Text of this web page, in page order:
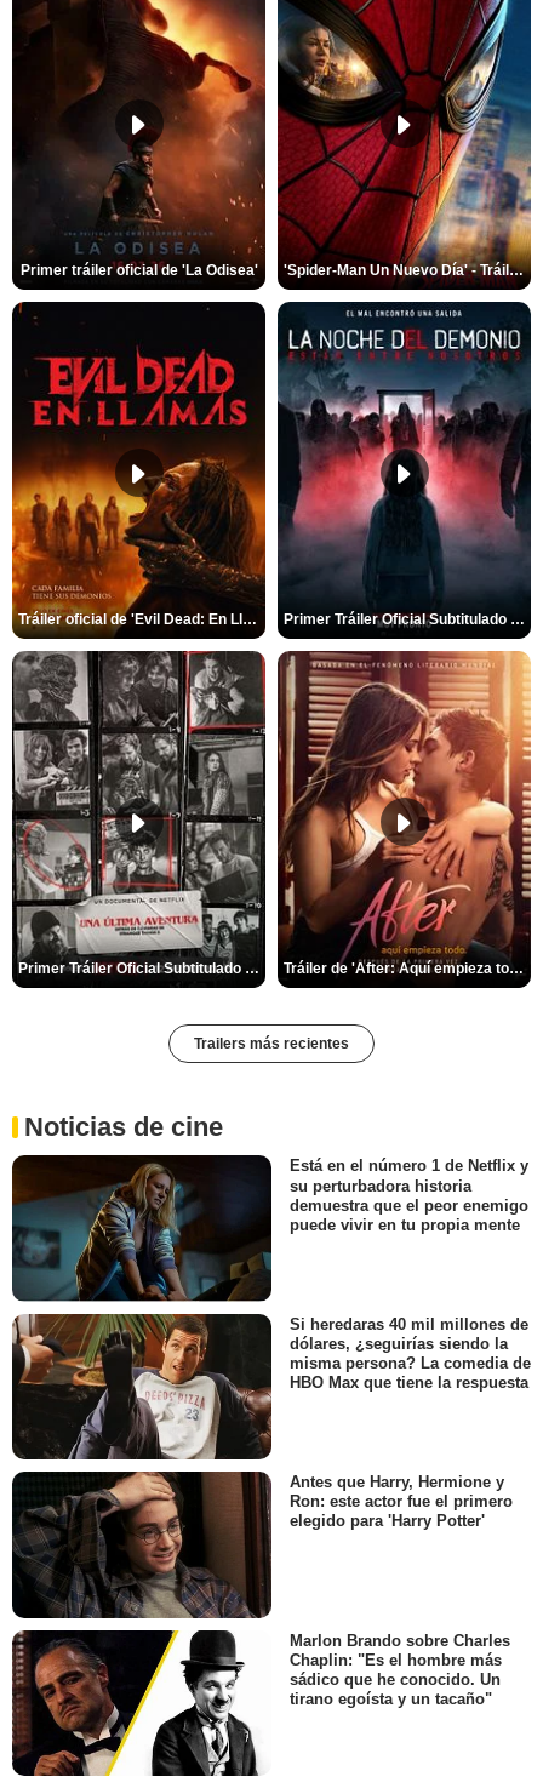
Primer tráiler oficial de 'La Odisea' 'Spider-Man Un Nuevo Día' - Tráiler oficial subtitulado
Tráiler oficial de 'Evil Dead: En Llamas' Primer Tráiler Oficial Subtitulado de 'La Noche Del Demonio: Están Entre Nosotros'
Primer Tráiler Oficial Subtitulado de 'Una última aventura: Detrás de cámaras de Stranger Things 5' Tráiler de 'After: Aquí empieza todo'
Trailers más recientes
Noticias de cine
Está en el número 1 de Netflix y
su perturbadora historia
demuestra que el peor enemigo
puede vivir en tu propia mente
Si heredaras 40 mil millones de
dólares, ¿seguirías siendo la
misma persona? La comedia de
HBO Max que tiene la respuesta
Antes que Harry, Hermione y
Ron: este actor fue el primero
elegido para 'Harry Potter'
Marlon Brando sobre Charles
Chaplin: "Es el hombre más
sádico que he conocido. Un
tirano egoísta y un tacaño"